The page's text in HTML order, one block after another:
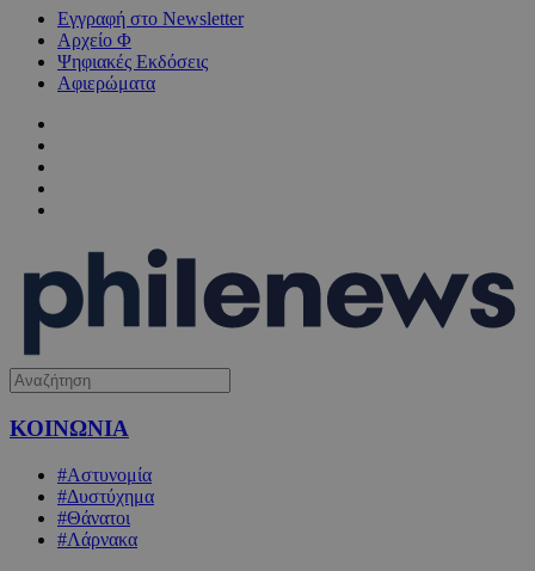
Εγγραφή στο Newsletter
Αρχείο Φ
Ψηφιακές Εκδόσεις
Αφιερώματα
ΚΟΙΝΩΝΙΑ
#Αστυνομία
#Δυστύχημα
#Θάνατοι
#Λάρνακα